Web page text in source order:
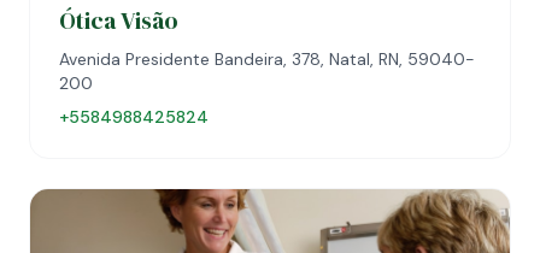
Ótica Visão
Avenida Presidente Bandeira, 378, Natal, RN, 59040-
200
+5584988425824